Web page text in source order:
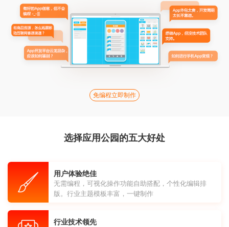
免编程立即制作
选择应用公园的五大好处
用户体验绝佳
无需编程，可视化操作功能自助搭配，个性化编辑排
版。行业主题模板丰富，一键制作
行业技术领先